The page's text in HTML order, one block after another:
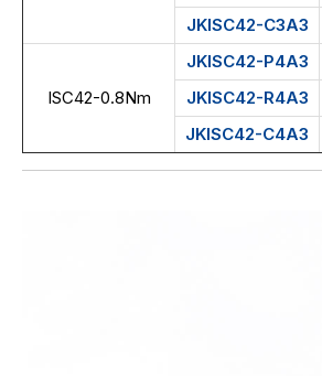
JKISC42-C3A3
ISC42-0.8Nm
JKISC42-P4A3
JKISC42-R4A3
JKISC42-C4A3